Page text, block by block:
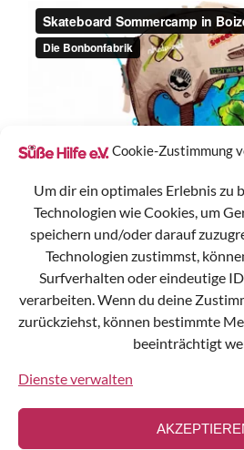
Cookie-Zustimmung
Um dir ein optimales Erlebnis zu
Technologien wie Cookies, um
speichern und/oder darauf
Technologien zustimmst,
Surfverhalten oder eindeutige
verarbeiten. Wenn du deine
zurückziehst, können bestimmte
beeinträchtigt
Dienste verwalten
Süße Hilfe e.V.
Gülzer Straße
E-Mail: